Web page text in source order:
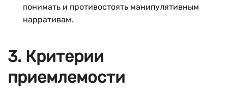
понимать и противостоять манипулятивным
нарративам.
3. Критерии
приемлемости